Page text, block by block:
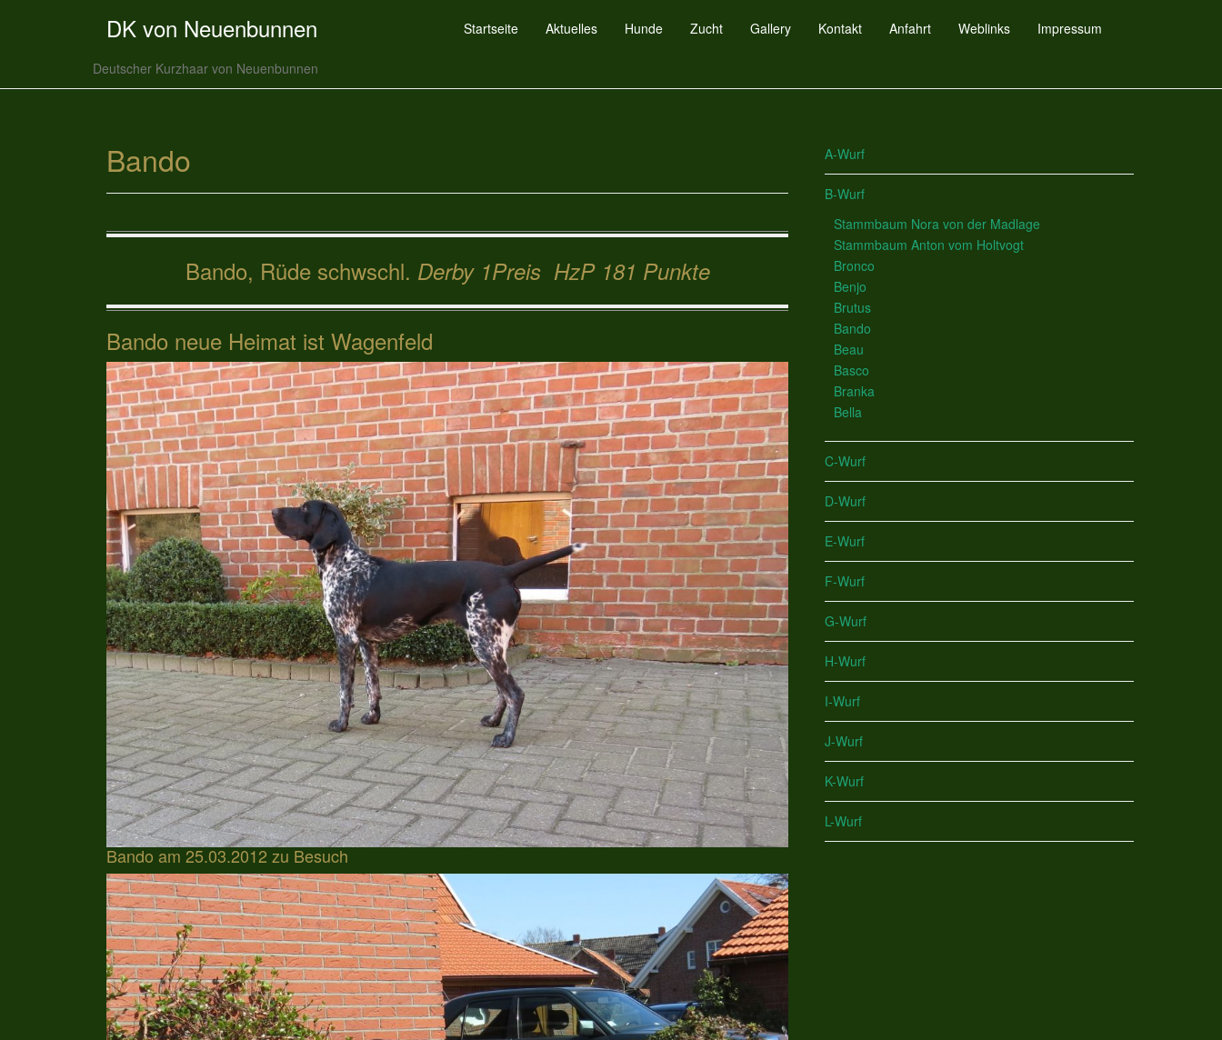
DK von Neuenbunnen
Deutscher Kurzhaar von Neuenbunnen
Startseite Aktuelles Hunde Zucht Gallery Kontakt Anfahrt Weblinks Impressum
Bando
Bando, Rüde schwschl. Derby 1Preis HzP 181 Punkte
Bando neue Heimat ist Wagenfeld
Bando am 25.03.2012 zu Besuch
A-Wurf
B-Wurf
Stammbaum Nora von der Madlage
Stammbaum Anton vom Holtvogt
Bronco
Benjo
Brutus
Bando
Beau
Basco
Branka
Bella
C-Wurf
D-Wurf
E-Wurf
F-Wurf
G-Wurf
H-Wurf
I-Wurf
J-Wurf
K-Wurf
L-Wurf